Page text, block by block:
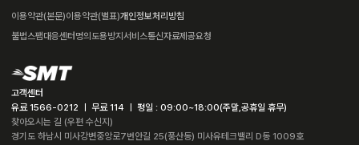
이용약관(본문)이용약관(별표)개인정보처리방침
불법스팸대응센터 명의도용방지서비스통신자료제공요청
고객센터
유료 1566-0212 ㅣ 무료 114 ㅣ 평일 : 09:00~18:00(주말,공휴일 휴무)
찾아오시는 길 (우편 수신지)
경기도 하남시 미사강변중앙로7번안길 25(풍산동) 미사유테크밸리 D동 1009호